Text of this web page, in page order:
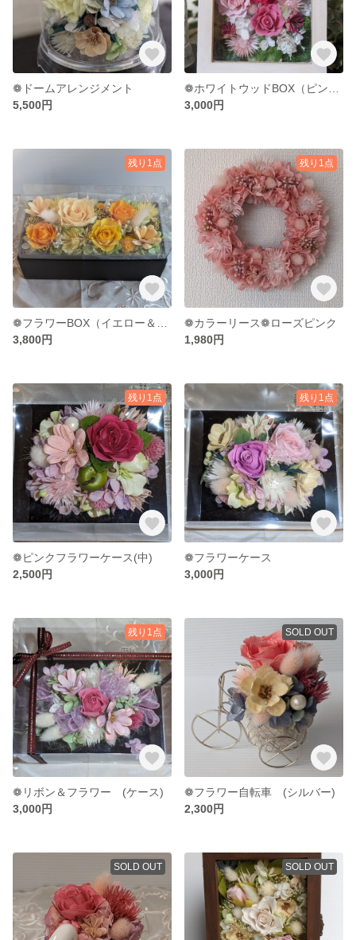
❁ドームアレンジメント
5,500円
3,000円
残り1点
3,800円
残り1点
❁カラーリース❁ローズピンク
1,980円
残り1点
❁ピンクフラワーケース(中)
2,500円
残り1点
❁フラワーケース
3,000円
残り1点
❁リボン＆フラワー (ケース)
3,000円
SOLD OUT
❁フラワー自転車 (シルバー)
2,300円
SOLD OUT SOLD OUT